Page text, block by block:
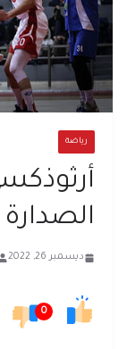
رياضة
الصدارة
ديسمبر 26, 2022
0